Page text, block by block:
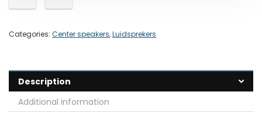
Categories: Center speakers,Luidsprekers
Description
Additional information